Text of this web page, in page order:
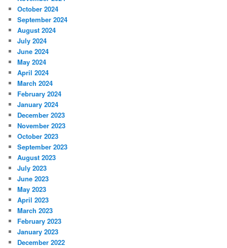
October 2024
September 2024
August 2024
July 2024
June 2024
May 2024
April 2024
March 2024
February 2024
January 2024
December 2023
November 2023
October 2023
September 2023
August 2023
July 2023
June 2023
May 2023
April 2023
March 2023
February 2023
January 2023
December 2022